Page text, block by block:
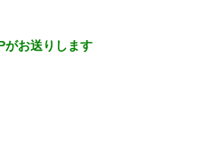
がお送りします